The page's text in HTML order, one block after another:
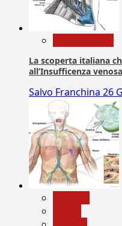
La scoperta italiana
all’Insufficenza
Salvo Franchina 26